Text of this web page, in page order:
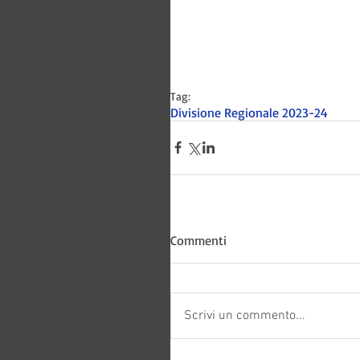
Tag:
Divisione Regionale 2023-24
Commenti
Scrivi un commento...